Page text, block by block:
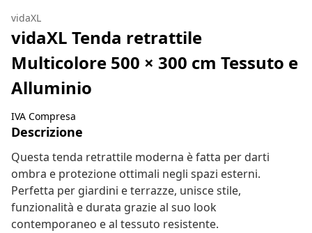
vidaXL
vidaXL Tenda retrattile
Multicolore 500 × 300 cm Tessuto e
Alluminio
IVA Compresa
Descrizione
Questa tenda retrattile moderna è fatta per darti
ombra e protezione ottimali negli spazi esterni.
Perfetta per giardini e terrazze, unisce stile,
funzionalità e durata grazie al suo look
contemporaneo e al tessuto resistente.